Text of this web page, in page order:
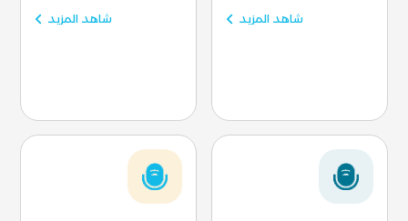
شاهد المزيد شاهد المزيد